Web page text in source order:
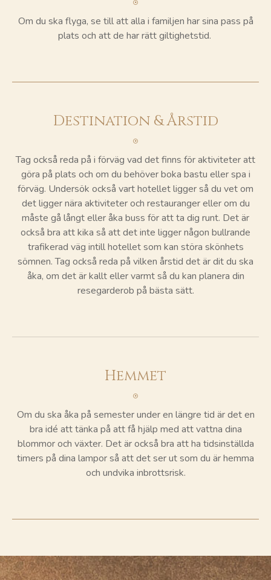
Om du ska flyga, se till att alla i familjen har sina pass på
plats och att de har rätt giltighetstid.
Destination & Årstid
Tag också reda på i förväg vad det finns för aktiviteter att
göra på plats och om du behöver boka bastu eller spa i
förväg. Undersök också vart hotellet ligger så du vet om
det ligger nära aktiviteter och restauranger eller om du
måste gå långt eller åka buss för att ta dig runt. Det är
också bra att kika så att det inte ligger någon bullrande
trafikerad väg intill hotellet som kan störa skönhets
sömnen. Tag också reda på vilken årstid det är dit du ska
åka, om det är kallt eller varmt så du kan planera din
resegarderob på bästa sätt.
Hemmet
Om du ska åka på semester under en längre tid är det en
bra idé att tänka på att få hjälp med att vattna dina
blommor och växter. Det är också bra att ha tidsinställda
timers på dina lampor så att det ser ut som du är hemma
och undvika inbrottsrisk.